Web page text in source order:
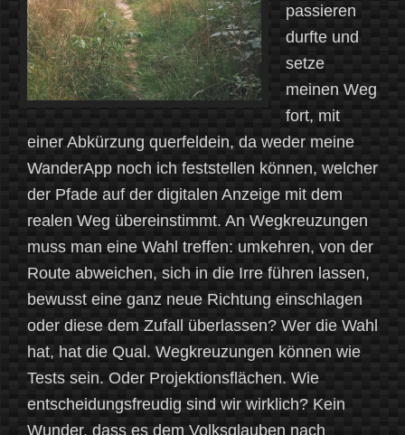
passieren
durfte und
setze
meinen Weg
fort, mit
einer Abkürzung querfeldein, da weder meine
WanderApp noch ich feststellen können, welcher
der Pfade auf der digitalen Anzeige mit dem
realen Weg übereinstimmt. An Wegkreuzungen
muss man eine Wahl treffen: umkehren, von der
Route abweichen, sich in die Irre führen lassen,
bewusst eine ganz neue Richtung einschlagen
oder diese dem Zufall überlassen? Wer die Wahl
hat, hat die Qual. Wegkreuzungen können wie
Tests sein. Oder Projektionsflächen. Wie
entscheidungsfreudig sind wir wirklich? Kein
Wunder, dass es dem Volksglauben nach